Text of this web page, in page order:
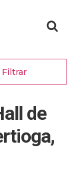
Filtrar
de